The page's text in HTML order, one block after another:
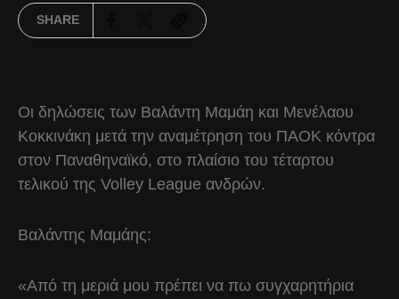
SHARE
Οι δηλώσεις των Βαλάντη Μαμάη και Μενέλαου
Κοκκινάκη μετά την αναμέτρηση του ΠΑΟΚ κόντρα
στον Παναθηναϊκό, στο πλαίσιο του τέταρτου
τελικού της Volley League ανδρών.
Βαλάντης Μαμάης:
«Από τη μεριά μου πρέπει να πω συγχαρητήρια